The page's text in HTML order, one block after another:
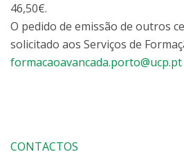
46,50€.
O pedido de emissão de outros
solicitado aos Serviços de
formacaoavancada.porto@ucp.pt
CONTACTOS